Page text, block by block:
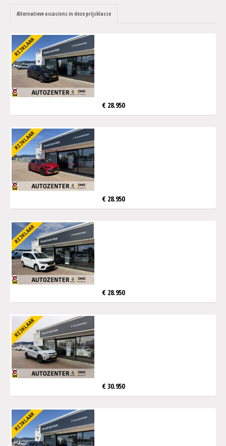
Alternatieve occasions in deze prijsklasse
€ 28.950
€ 28.950
€ 28.950
€ 30.950